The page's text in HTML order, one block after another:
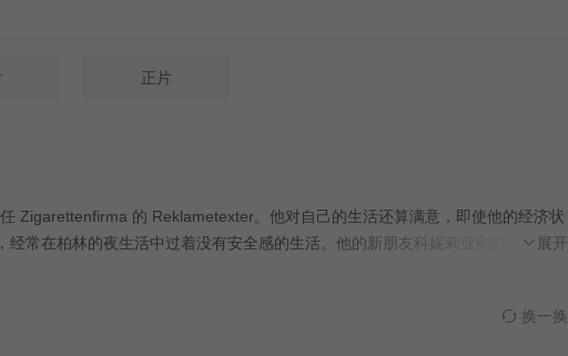
正片
Zigarettenfirma 的 Reklametexter。他对自己的生活还算满意，即使他的经济状
常在柏林的夜生活中过着没有安全感的生活。他的新朋友科妮莉亚刚到柏林，展开
换一换